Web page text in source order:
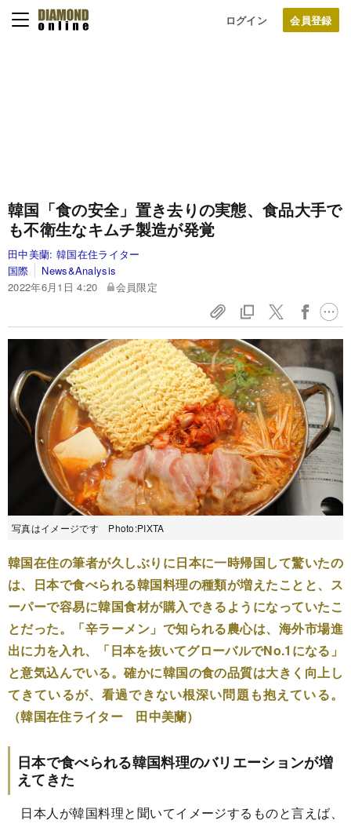
ログイン
韓国「食の安全」置き去りの実態、食品大手で
も不衛生なキムチ製造が発覚
田中美蘭: 韓国在住ライター
国際
News&Analysis
2022年6月1日 4:20
会員限定
写真はイメージです Photo:PIXTA
韓国在住の筆者が久しぶりに日本に一時帰国して驚いたの
は、日本で食べられる韓国料理の種類が増えたことと、ス
ーパーで容易に韓国食材が購入できるようになっていたこ
とだった。「辛ラーメン」で知られる農心は、海外市場進
出に力を入れ、「日本を抜いてグローバルでNo.1になる」
と意気込んでいる。確かに韓国の食の品質は大きく向上し
てきているが、看過できない根深い問題も抱えている。
（韓国在住ライター 田中美蘭）
日本で食べられる韓国料理のバリエーションが増
えてきた
日本人が韓国料理と聞いてイメージするものと言えば、